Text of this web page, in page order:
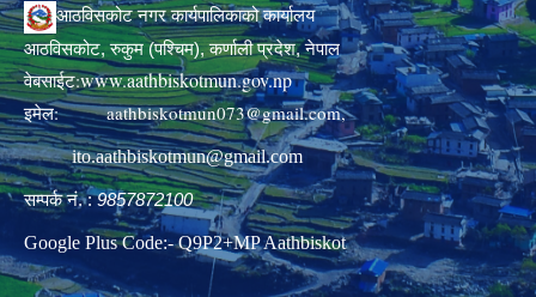
आठविसकोट नगर कार्यपालिकाको कार्यालय
आठविसकोट, रुकुम (पश्चिम), कर्णाली प्रदेश, नेपाल
वेबसाईट:www.aathbiskotmun.gov.np
इमेल:aathbiskotmun073@gmail.com,
ito.aathbiskotmun@gmail.com
सम्पर्क नं. :9857872100
Google Plus Code:- Q9P2+MP Aathbiskot